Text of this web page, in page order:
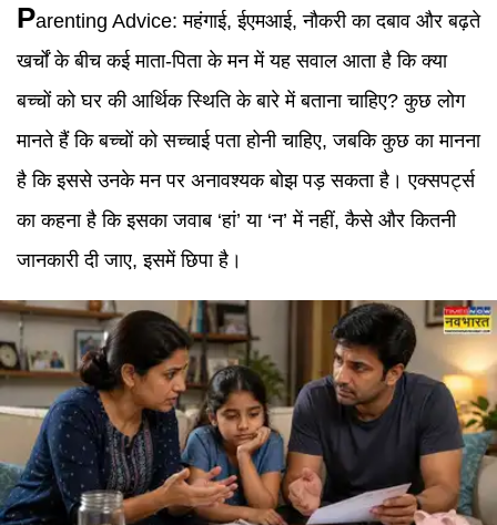
Parenting Advice:महंगाई, ईएमआई, नौकरी का दबाव और बढ़ते
खर्चों के बीच कई माता-पिता के मन में यह सवाल आता है कि क्या
बच्चों को घर की आर्थिक स्थिति के बारे में बताना चाहिए? कुछ लोग
मानते हैं कि बच्चों को सच्चाई पता होनी चाहिए, जबकि कुछ का मानना
है कि इससे उनके मन पर अनावश्यक बोझ पड़ सकता है। एक्सपर्ट्स
का कहना है कि इसका जवाब ‘हां’ या ‘न’ में नहीं, कैसे और कितनी
जानकारी दी जाए, इसमें छिपा है।